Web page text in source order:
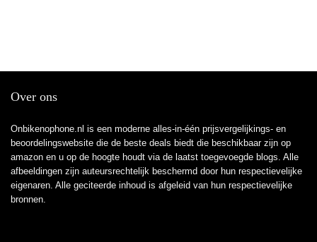
Over ons
Onbikenophone.nl is een moderne alles-in-één prijsvergelijkings- en
beoordelingswebsite die de beste deals biedt die beschikbaar zijn op
amazon en u op de hoogte houdt via de laatst toegevoegde blogs. Alle
afbeeldingen zijn auteursrechtelijk beschermd door hun respectievelijke
eigenaren. Alle geciteerde inhoud is afgeleid van hun respectievelijke
bronnen.